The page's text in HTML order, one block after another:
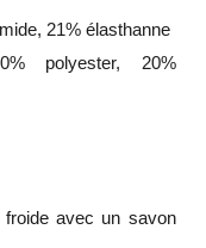
21% élasthanne
polyester, 20%
avec un savon